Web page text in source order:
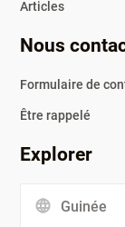
Articles
Nous
Formulaire de
être rappelé
Explorer